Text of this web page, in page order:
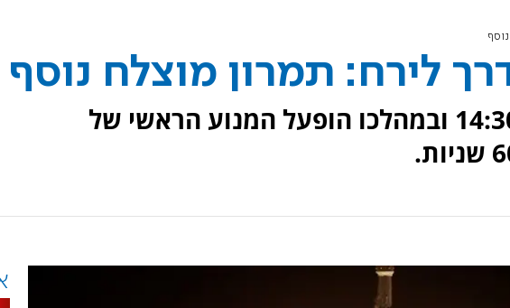
לירח: תמרון מוצלח נוסף
התמרון בוצע בשעה 14:30 ובמהלכו הופעל המנוע הראשי של